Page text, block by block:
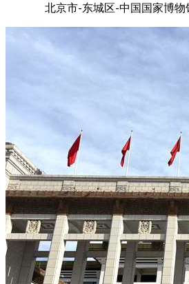
北京市-东城区-中国国家博物